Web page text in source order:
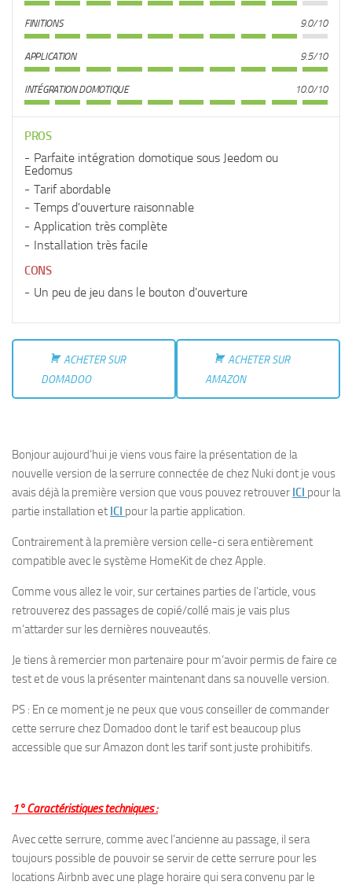
FINITIONS 9.0/10
APPLICATION 9.5/10
INTÉGRATION DOMOTIQUE 10.0/10
PROS
Parfaite intégration domotique sous Jeedom ou
Eedomus
Tarif abordable
Temps d'ouverture raisonnable
Application très complète
Installation très facile
CONS
Un peu de jeu dans le bouton d'ouverture
ACHETER SUR
DOMADOO
ACHETER SUR
AMAZON
Bonjour aujourd’hui je viens vous faire la présentation de la
nouvelle version de la serrure connectée de chez Nuki dont je vous
avais déjà la première version que vous pouvez retrouver ICI pour la
partie installation et ICI pour la partie application.
Contrairement à la première version celle-ci sera entièrement
compatible avec le système HomeKit de chez Apple.
Comme vous allez le voir, sur certaines parties de l’article, vous
retrouverez des passages de copié/collé mais je vais plus
m’attarder sur les dernières nouveautés.
Je tiens à remercier mon partenaire pour m’avoir permis de faire ce
test et de vous la présenter maintenant dans sa nouvelle version.
PS : En ce moment je ne peux que vous conseiller de commander
cette serrure chez Domadoo dont le tarif est beaucoup plus
accessible que sur Amazon dont les tarif sont juste prohibitifs.
1° Caractéristiques techniques :
Avec cette serrure, comme avec l’ancienne au passage, il sera
toujours possible de pouvoir se servir de cette serrure pour les
locations Airbnb avec une plage horaire qui sera convenu par le